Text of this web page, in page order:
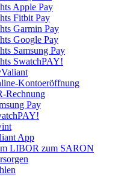
Apple Pay
Fitbit Pay
Garmin Pay
Google Pay
Samsung Pay
SwatchPAY!
Kontoeröffnung
Rechnung
Pay
App
LIBOR zum SARON